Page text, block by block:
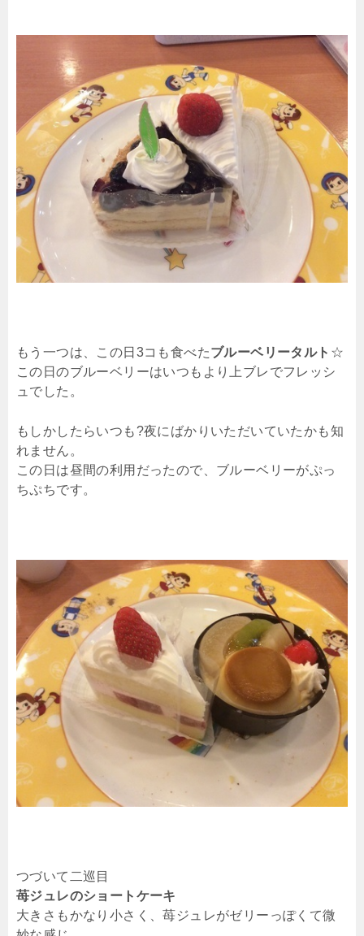
もう一つは、この日3コも食べたブルーベリータルト ☆
この日のブルーベリーはいつもより上ブレでフレッシ
ュでした。
もしかしたらいつも?夜にばかりいただいていたかも知
れません。
この日は昼間の利用だったので、ブルーベリーがぷっ
ちぷちです。
つづいて二巡目
苺ジュレのショートケーキ
大きさもかなり小さく、苺ジュレがゼリーっぽくて微